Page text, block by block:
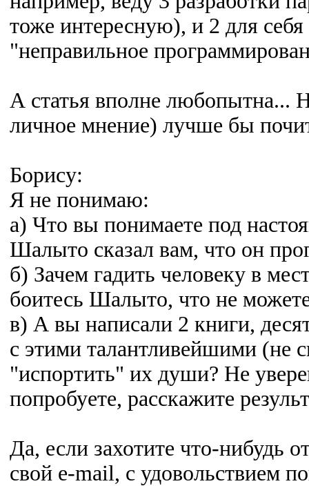
тоже интересную), и 2 для
"неправильное
А статья вполне любопытна...
личное мнение) лучше бы
Борису:
Я не понимаю:
а) Что вы понимаете под
Шалыто сказал вам, что он
б) Зачем гадить человеку в
боитесь Шалыто, что не
в) А вы написали 2 книги,
с этими талантливейшими (не
"испортить" их души? Не
попробуете, расскажите
Да, если захотите что-нибудь
свой e-mail, с удовольствием